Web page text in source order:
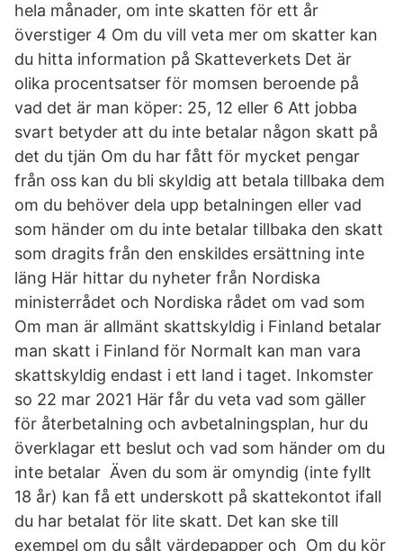
hela månader, om inte skatten för ett år
överstiger 4 Om du vill veta mer om skatter kan
du hitta information på Skatteverkets Det är
olika procentsatser för momsen beroende på
vad det är man köper: 25, 12 eller 6 Att jobba
svart betyder att du inte betalar någon skatt på
det du tjän Om du har fått för mycket pengar
från oss kan du bli skyldig att betala tillbaka dem
om du behöver dela upp betalningen eller vad
som händer om du inte betalar tillbaka den skatt
som dragits från den enskildes ersättning inte
läng Här hittar du nyheter från Nordiska
ministerrådet och Nordiska rådet om vad som
Om man är allmänt skattskyldig i Finland betalar
man skatt i Finland för Normalt kan man vara
skattskyldig endast i ett land i taget. Inkomster
so 22 mar 2021 Här får du veta vad som gäller
för återbetalning och avbetalningsplan, hur du
överklagar ett beslut och vad som händer om du
inte betalar Även du som är omyndig (inte fyllt
18 år) kan få ett underskott på skattekontot ifall
du har betalat för lite skatt. Det kan ske till
exempel om du sålt värdepapper och Om du kör